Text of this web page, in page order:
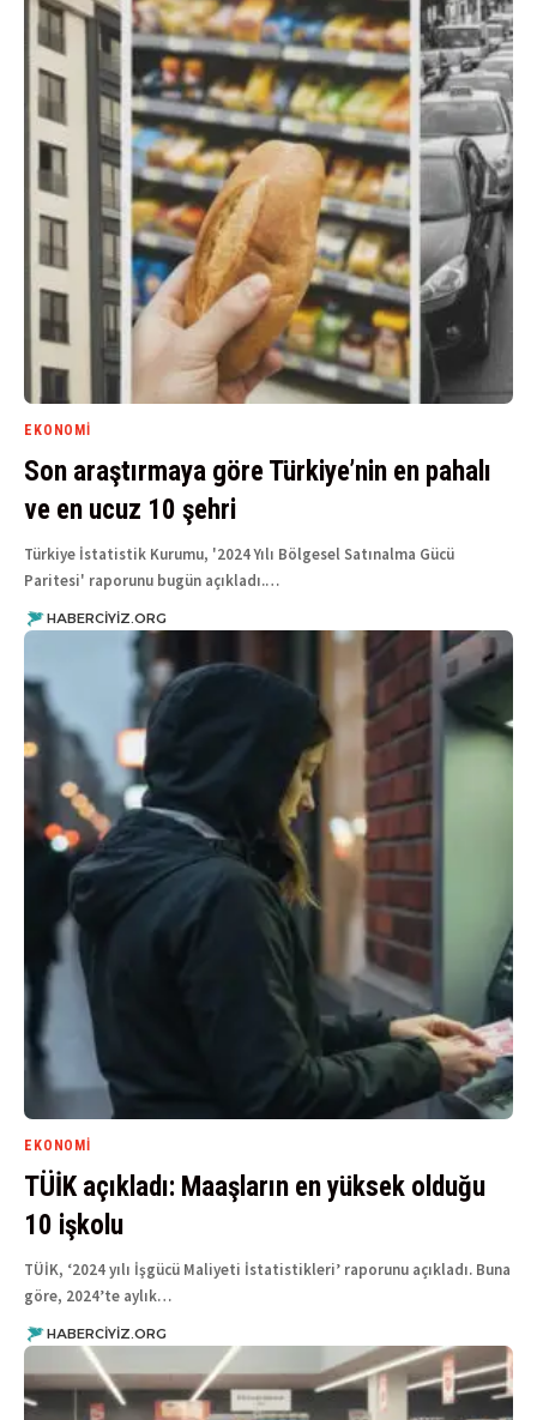
EKONOMI
Son araştırmaya göre Türkiye’nin en pahalı
ve en ucuz 10 şehri
Türkiye İstatistik Kurumu, '2024 Yılı Bölgesel Satınalma Gücü
Paritesi' raporunu bugün açıkladı.…
HABERCIYIZ.ORG
EKONOMI
TÜİK açıkladı: Maaşların en yüksek olduğu
10 işkolu
TÜİK, ‘2024 yılı İşgücü Maliyeti İstatistikleri’ raporunu açıkladı. Buna
göre, 2024’te aylık…
HABERCIYIZ.ORG